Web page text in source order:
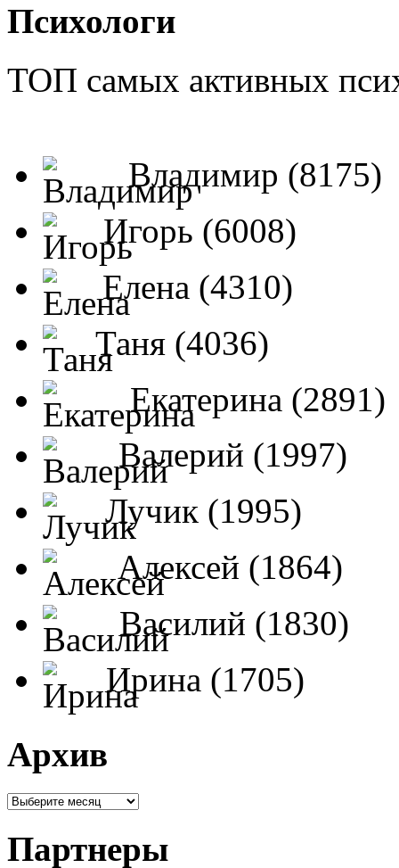
Психологи
ТОП самых активных
Владимир (8175)
Игорь (6008)
Елена (4310)
Таня (4036)
Екатерина (2891)
Валерий (1997)
Лучик (1995)
Алексей (1864)
Василий (1830)
Ирина (1705)
Архив
Партнеры